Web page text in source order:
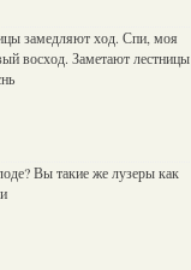
замедляют ход. Спи, моя
восход. Заметают лестницы
Вы такие же лузеры как